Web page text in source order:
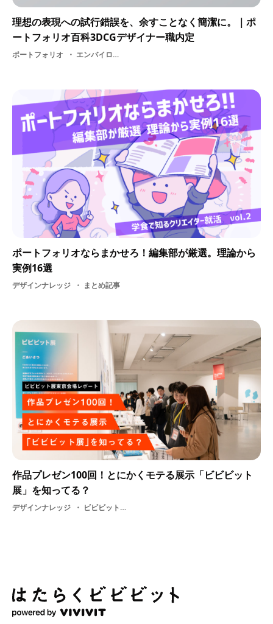
理想の表現への試行錯誤を、余すことなく簡潔に。｜ポ
ートフォリオ百科3DCGデザイナー職内定
ポートフォリオ エンバイロメントデザイナー・ 3DCGデザイナー
ポートフォリオならまかせろ！編集部が厳選。理論から
実例16選
デザインナレッジ まとめ記事
作品プレゼン100回！とにかくモテる展示「ビビビット
展」を知ってる？
デザインナレッジ ビビビット展東京2019